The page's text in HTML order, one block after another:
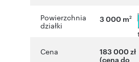
Powierzchnia
działki
3 000 m2
Cena
183 000 zł
(cena do